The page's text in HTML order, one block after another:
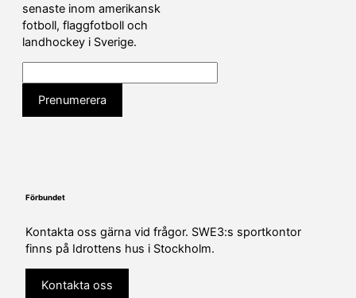
senaste inom amerikansk
fotboll, flaggfotboll och
landhockey i Sverige.
Förbundet
Kontakta oss gärna vid frågor. SWE3:s sportkontor
finns på Idrottens hus i Stockholm.
Kontakta oss